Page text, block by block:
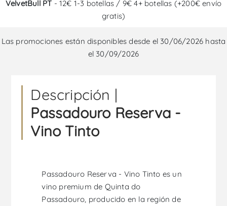
VelvetBull PT - 12€ 1-3 botellas / 9€ 4+ botellas (+200€ envío
gratis)
Las promociones están disponibles desde el 30/06/2026 hasta
el 30/09/2026
Descripción |
Passadouro Reserva -
Vino Tinto
Passadouro Reserva - Vino Tinto es un
vino premium de Quinta do
Passadouro, producido en la región de